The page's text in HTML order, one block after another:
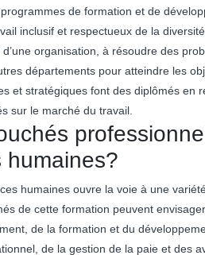
de formation et de
inclusif et respectueux de la
organisation, à résoudre des
départements pour atteindre les
et stratégiques font des diplômés en
sur le marché du travail.
humaines?
humaines ouvre la voie à une
de cette formation peuvent
de la formation et du
de la gestion de la paie et des